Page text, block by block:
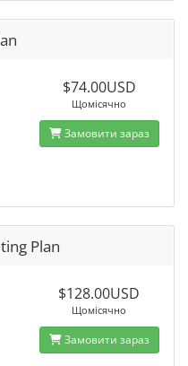
$74.00USD
Щомісячно
Замовити зараз
Plan
$128.00USD
Щомісячно
Замовити зараз